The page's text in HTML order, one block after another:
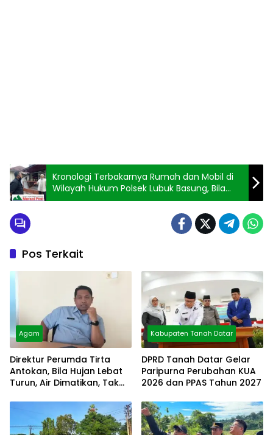
Kronologi Terbakarnya Rumah dan Mobil di
Wilayah Hukum Polsek Lubuk Basung, Bila
Tidak Dapat Pertolongan 16 Nyawa Melayang
Pos Terkait
Agam
Direktur Perumda Tirta
Antokan, Bila Hujan Lebat
Turun, Air Dimatikan, Tak
Kabupaten Tanah Datar
DPRD Tanah Datar Gelar
Paripurna Perubahan KUA
2026 dan PPAS Tahun 2027